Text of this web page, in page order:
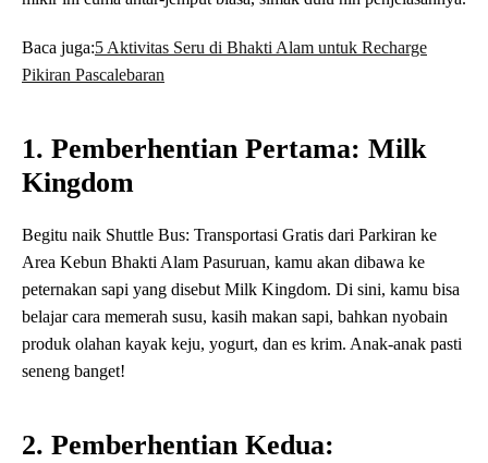
Baca juga:5 Aktivitas Seru di Bhakti Alam untuk Recharge
Pikiran Pascalebaran
1. Pemberhentian Pertama: Milk
Kingdom
Begitu naik Shuttle Bus: Transportasi Gratis dari Parkiran ke
Area Kebun Bhakti Alam Pasuruan, kamu akan dibawa ke
peternakan sapi yang disebut Milk Kingdom. Di sini, kamu bisa
belajar cara memerah susu, kasih makan sapi, bahkan nyobain
produk olahan kayak keju, yogurt, dan es krim. Anak-anak pasti
seneng banget!
2. Pemberhentian Kedua: